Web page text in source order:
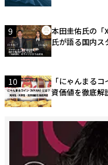
9
本田圭佑氏の「
氏が語る国内ス
10
「にゃんまる
資価値を徹底解